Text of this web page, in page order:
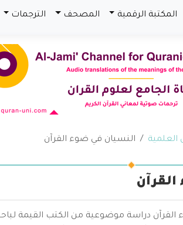
المكتبة الرقمية المصحف الترجمات
العلمية النسيان في ضوء القرآن
القرآن دراسة موضوعية من الكتب القيمة